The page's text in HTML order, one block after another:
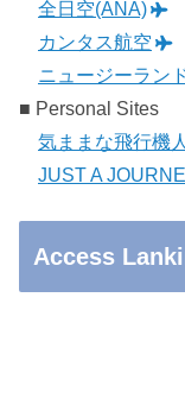
全日空(ANA)
カンタス航空
ニュージーラン
■ Personal Sites
気ままな飛行機
JUST A
Access